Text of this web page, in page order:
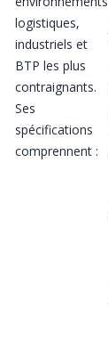
logistiques,
industriels et
BTP les plus
contraignants.
Ses
spécifications
comprennent :